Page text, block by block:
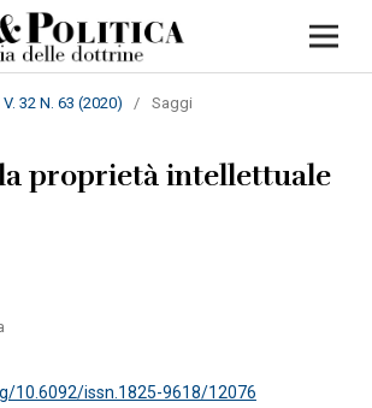
V. 32 N. 63 (2020) / Saggi
proprietà intellettuale
10.6092/issn.1825-9618/12076